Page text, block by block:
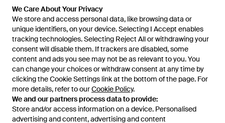
We Care About Your Privacy
We store and access personal data, like browsing data or
unique identifiers, on your device. Selecting I Accept enables
tracking technologies. Selecting Reject All or withdrawing your
consent will disable them. If trackers are disabled, some
content and ads you see may not be as relevant to you. You
can change your choices or withdraw consent at any time by
clicking the Cookie Settings link at the bottom of the page. For
more details, refer to ourCookie Policy.
We and our partners process data to provide:
Store and/or access information on a device. Personalised
advertising and content, advertising and content
Vendu précédemment chez :ASOS